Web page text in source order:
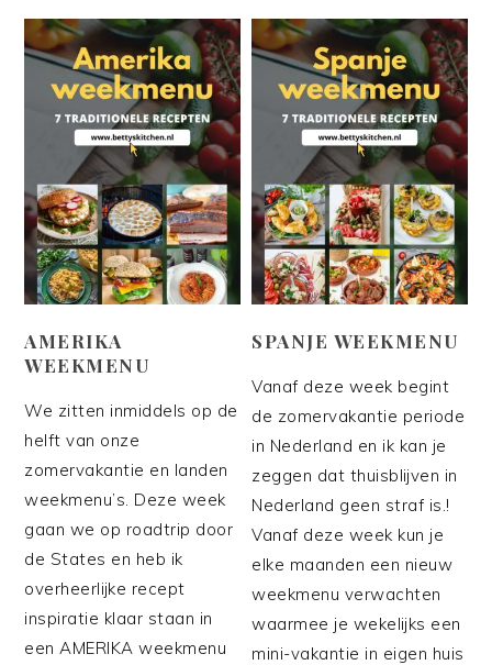
AMERIKA
WEEKMENU
We zitten inmiddels op de
helft van onze
zomervakantie en landen
weekmenu’s. Deze week
gaan we op roadtrip door
de States en heb ik
overheerlijke recept
inspiratie klaar staan in
een AMERIKA weekmenu
SPANJE WEEKMENU
Vanaf deze week begint
de zomervakantie periode
in Nederland en ik kan je
zeggen dat thuisblijven in
Nederland geen straf is.!
Vanaf deze week kun je
elke maanden een nieuw
weekmenu verwachten
waarmee je wekelijks een
mini-vakantie in eigen huis